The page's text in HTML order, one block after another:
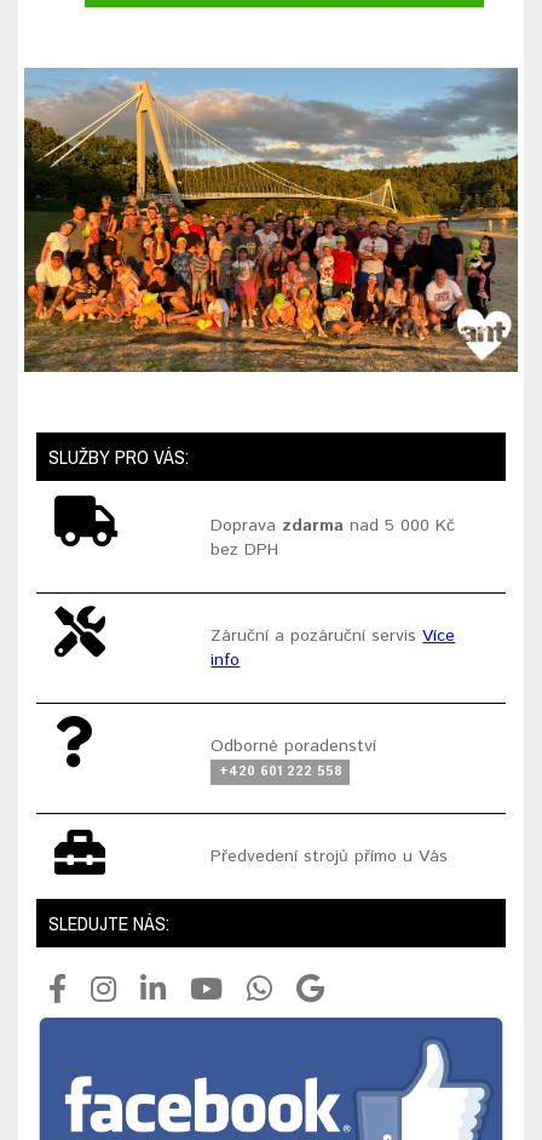
SLUŽBY PRO VÁS:
Doprava zdarma nad 5 000 Kč
bez DPH
Záruční a pozáruční servisVíce
info
Odborné poradenství
+420 601 222 558
Předvedení strojů přímo u Vás
SLEDUJTE NÁS: